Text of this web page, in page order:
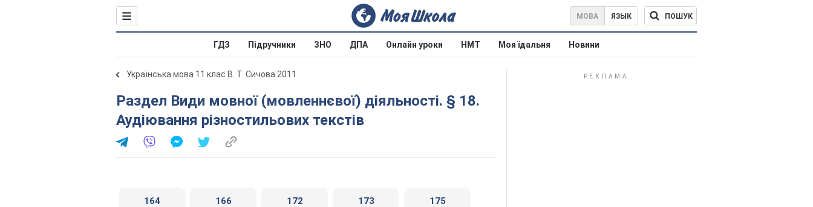
МОВА ЯЗЫК ПОШУК
ГДЗ Підручники ЗНО ДПА Онлайн уроки НМТ Моя їдальня Новини
Українська мова 11 клас В. Т. Сичова 2011
Раздел Види мовної (мовленнєвої) діяльності. § 18.
Аудіювання різностильових текстів
164 166 172 173 175